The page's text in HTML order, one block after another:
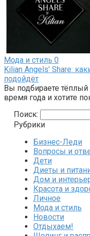
Мода и стиль 0
Kilian Angels’ Share:
подойдёт
Вы подбираете
время года и хотите
Поиск:
Рубрики
Бизнес-Леди
Вопросы и
Дети
Диеты и
Дом и
Красота и
Личное
Мода и стиль
Новости
Отдыхаем!